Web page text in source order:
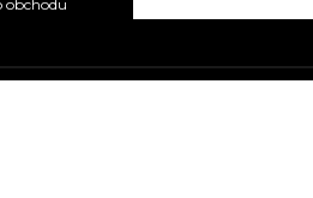
obchodu